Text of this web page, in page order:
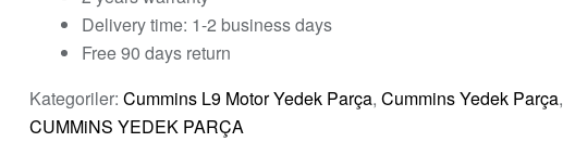
Delivery time: 1-2 business days
Free 90 days return
Kategoriler: Cummins L9 Motor Yedek Parça, Cummins Yedek Parça,
CUMMiNS YEDEK PARÇA